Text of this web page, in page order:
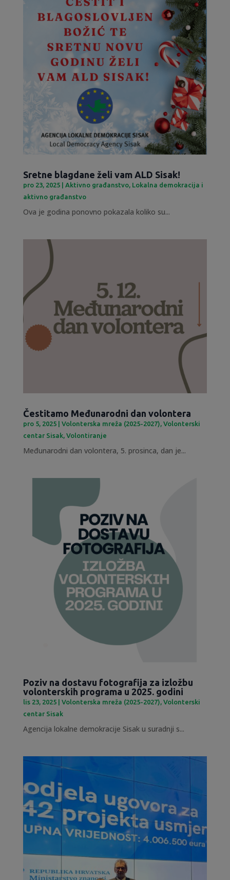
Sretne blagdane želi vam ALD Sisak!
pro 23, 2025| Aktivno građanstvo, Lokalna demokracija i
aktivno građanstvo
Ova je godina ponovno pokazala koliko su...
Čestitamo Međunarodni dan volontera
pro 5, 2025| Volonterska mreža (2025-2027), Volonterski
centar Sisak, Volontiranje
Međunarodni dan volontera, 5. prosinca, dan je...
Poziv na dostavu fotografija za izložbu
volonterskih programa u 2025. godini
lis 23, 2025| Volonterska mreža (2025-2027) Volonterski
centar Sisak
Agencija lokalne demokracije Sisak u suradnji s...